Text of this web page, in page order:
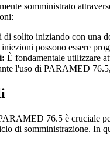
somministrato
di solito iniziando con una
possono essere
È fondamentale utilizzare
l'uso di PARAMED
76.5 è cruciale
di somministrazione. In